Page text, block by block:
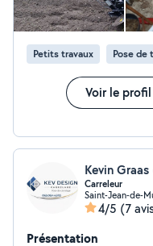
Petits travaux Pose de
Voir le profil
Kevin
Carreleur
Saint-Jean-de-
4/5 (7
Présentation